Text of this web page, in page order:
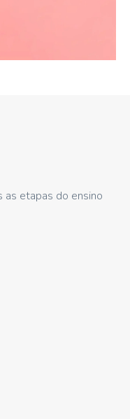
etapas do ensino